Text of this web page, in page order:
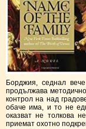
Борджия, седнал
продължава
контрол на над
обаче има, и то не
оказват не толкова
приемат охотно